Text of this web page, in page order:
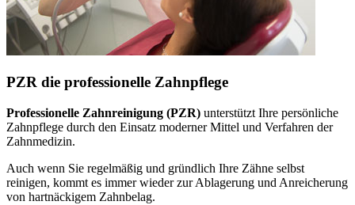
PZR die professionelle Zahnpflege
Professionelle Zahnreinigung (PZR) unterstützt Ihre persönliche
Zahnpflege durch den Einsatz moderner Mittel und Verfahren der
Zahnmedizin.
Auch wenn Sie regelmäßig und gründlich Ihre Zähne selbst
reinigen, kommt es immer wieder zur Ablagerung und Anreicherung
von hartnäckigem Zahnbelag.